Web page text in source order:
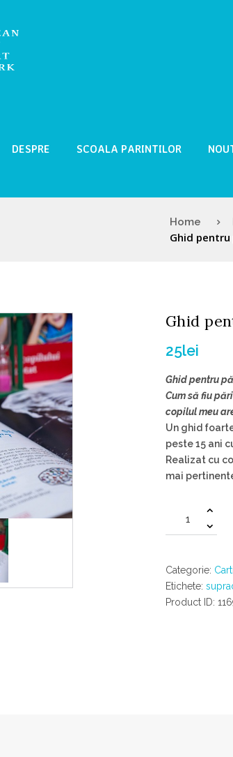
DESPRE SCOALA PARINTILOR
Home
Ghid
Ghid
25lei
Ghid pentru
Cum să fiu
copilul meu
Un ghid
peste 15 ani
Realizat cu
mai
Cantitate
Ghid
copiilor
supradotati
Categorie: Carti
Etichete:
Product ID: